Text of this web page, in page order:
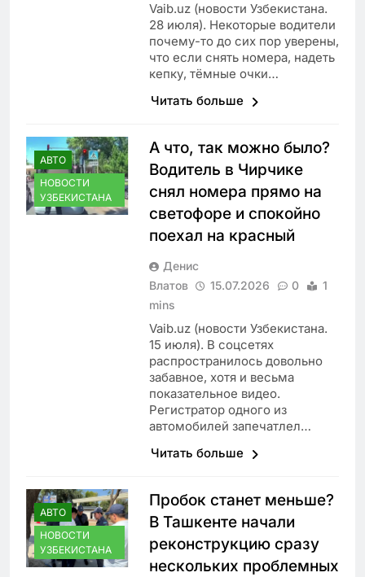
Vaib.uz (новости Узбекистана.
28 июля). Некоторые водители
почему-то до сих пор уверены,
что если снять номера, надеть
кепку, тёмные очки…
Читать больше
АВТО
НОВОСТИ
УЗБЕКИСТАНА
А что, так можно было?
Водитель в Чирчике
снял номера прямо на
светофоре и спокойно
поехал на красный
Денис
Влатов
15.07.2026 0
1
mins
Vaib.uz (новости Узбекистана.
15 июля). В соцсетях
распространилось довольно
забавное, хотя и весьма
показательное видео.
Регистратор одного из
автомобилей запечатлел…
Читать больше
АВТО
НОВОСТИ
УЗБЕКИСТАНА
Пробок станет меньше?
В Ташкенте начали
реконструкцию сразу
нескольких проблемных